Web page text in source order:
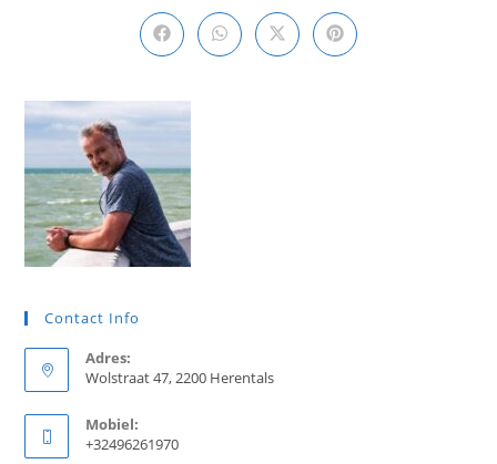
INHOUD
Opent
in
venster
Opent
in
Opent
in
Opent
in
Contact Info
Adres:
Wolstraat 47, 2200 Herentals
Mobiel:
+32496261970